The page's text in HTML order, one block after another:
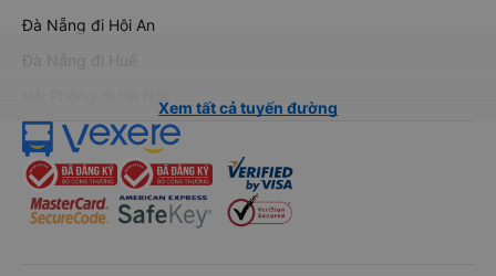
Đà Nẵng đi Hội An
Đà Nẵng đi Huế
Xem tất cả tuyến đường